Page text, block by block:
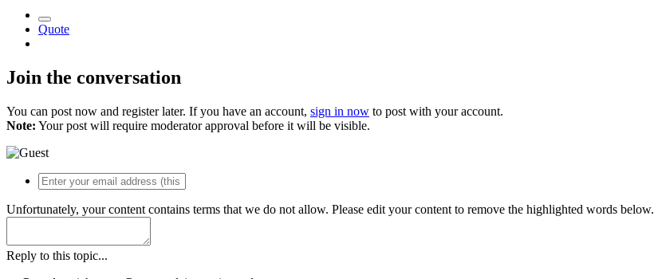
Quote
Join the conversation
You can post now and register later. If you have an account, sign in now to post with your account.
Note: Your post will require moderator approval before it will be visible.
Unfortunately, your content contains terms that we do not allow. Please edit your content to remove the highlighted words below.
Reply to this topic...